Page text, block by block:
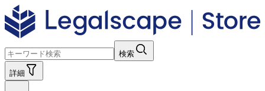
検索
詳細